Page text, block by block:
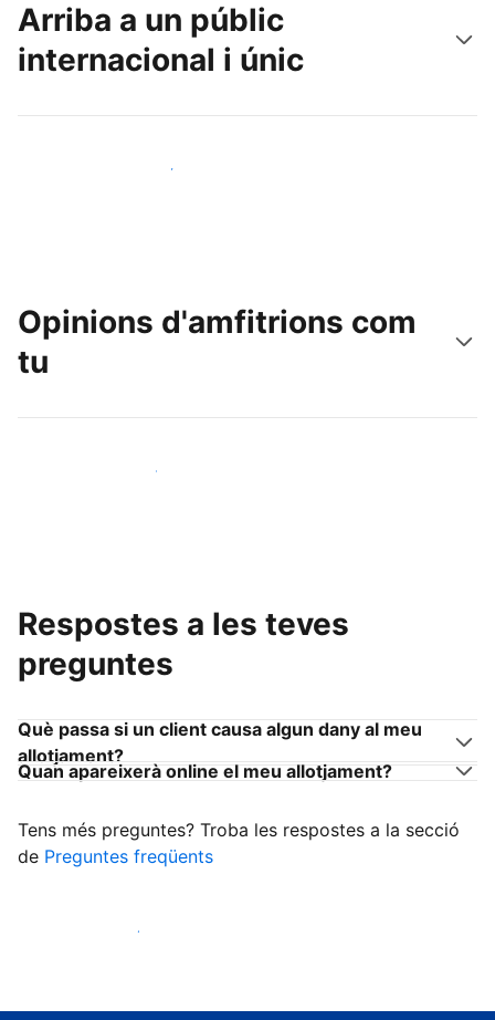
Arriba a un públic
internacional i únic
Arriba a nous clients avui mateix
Opinions d'amfitrions com
tu
Uneix-te a amfitrions com tu
Respostes a les teves
preguntes
Què passa si un client causa algun dany al meu
allotjament?
Quan apareixerà online el meu allotjament?
Tens més preguntes? Troba les respostes a la secció
de Preguntes freqüents
Comença a rebre clients